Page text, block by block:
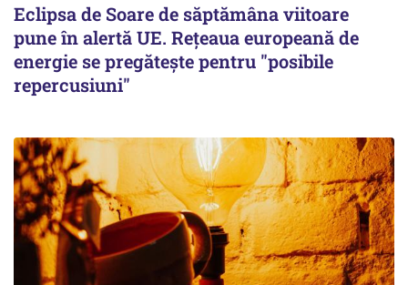
Eclipsa de Soare de săptămâna viitoare
pune în alertă UE. Rețeaua europeană de
energie se pregătește pentru "posibile
repercusiuni"